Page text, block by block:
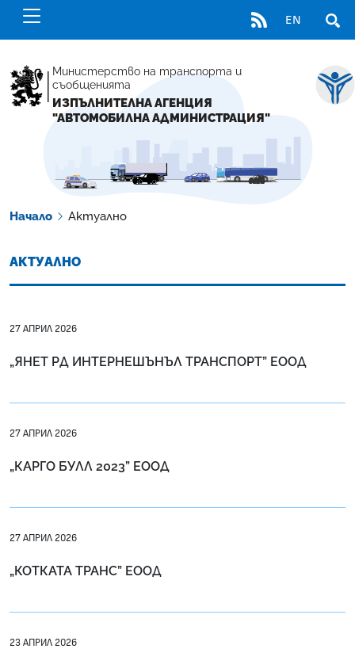
RSS EN
Министерство на транспорта и
съобщенията
ИЗПЪЛНИТЕЛНА АГЕНЦИЯ
"АВТОМОБИЛНА АДМИНИСТРАЦИЯ"
Начало Актуално
АКТУАЛНО
27 АПРИЛ 2026
„ЯНЕТ РД ИНТЕРНЕШЪНЪЛ ТРАНСПОРТ” ЕООД
27 АПРИЛ 2026
„КАРГО БУЛЛ 2023” ЕООД
27 АПРИЛ 2026
„КОТКАТА ТРАНС” ЕООД
23 АПРИЛ 2026